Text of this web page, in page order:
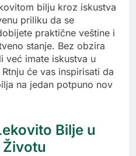
bilju kroz iskustva
priliku da se
praktične veštine i
stanje. Bez obzira
već imate iskustva u
će vas inspirisati da
na jedan potpuno nov
Bilje u